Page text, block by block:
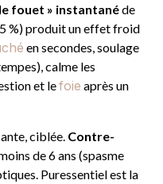
fouet » instantanéde
%) produit un effet froid
en secondes, soulage
calme les
et lefoie après un
ciblée. Contre-
de 6 ans (spasme
Puressentiel est la